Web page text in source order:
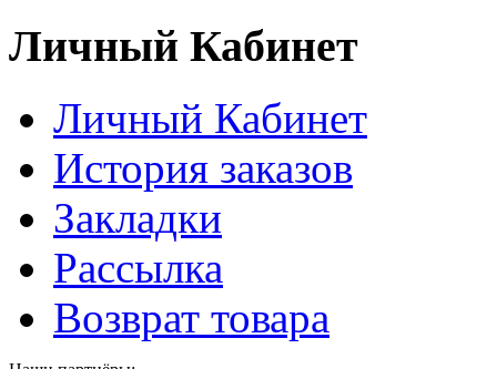
Личный Кабинет
Личный Кабинет
История заказов
Закладки
Рассылка
Возврат товара